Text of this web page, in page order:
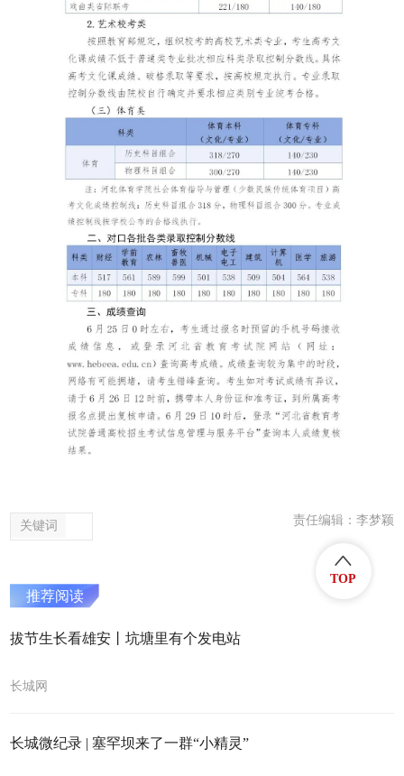
关键词 责任编辑：李梦颖
推荐阅读
拔节生长看雄安丨坑塘里有个发电站
长城网
长城微纪录 | 塞罕坝来了一群“小精灵”
TOP